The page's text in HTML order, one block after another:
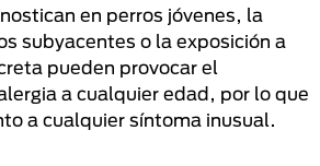
en perros jóvenes, la
subyacentes o la exposición a
pueden provocar el
a cualquier edad, por lo que
a cualquier síntoma inusual.